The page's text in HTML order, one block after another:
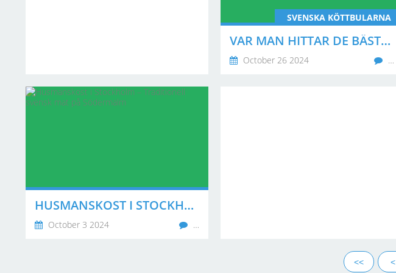
SVENSKA KÖTTBULARNA
VAR MAN HITTAR DE BÄSTA SVENSKA KÖTTBULLARNA I STOCKHOLM
October 26 2024 …
HUSMANSKOST I STOCKHOLM – TRADITIONELL SVENSK MAT PÅ SÖDERMALM
October 3 2024 …
<< <